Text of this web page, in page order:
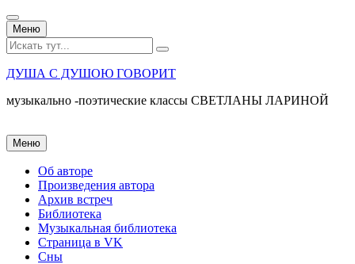
Меню Перейти
к
содержанию
Искать:
ДУША С ДУШОЮ ГОВОРИТ
музыкально -поэтические классы СВЕТЛАНЫ ЛАРИНОЙ
Меню Перейти
к
содержанию
Об авторе
Произведения автора
Архив встреч
Библиотека
Музыкальная библиотека
Страница в VK
Сны